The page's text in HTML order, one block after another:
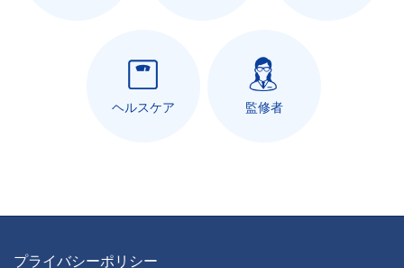
ヘルスケア 監修者
プライバシーポリシー